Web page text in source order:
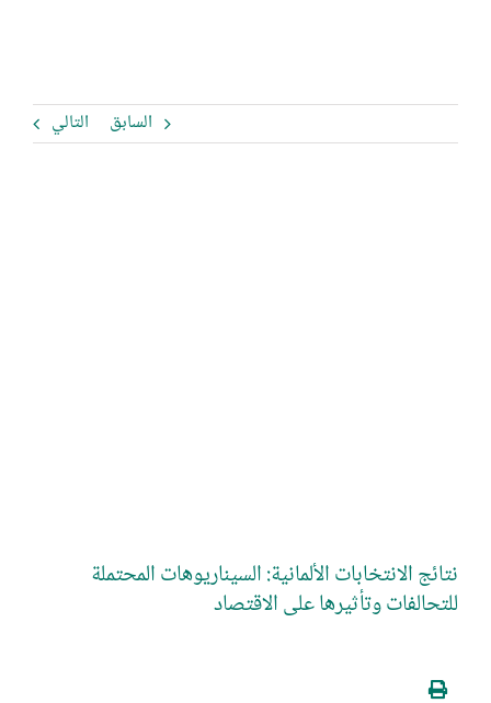
السابق التالي
نتائج الانتخابات الألمانية: السيناريوهات المحتملة
للتحالفات وتأثيرها على الاقتصاد